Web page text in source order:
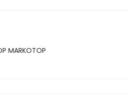
MARKOTOP